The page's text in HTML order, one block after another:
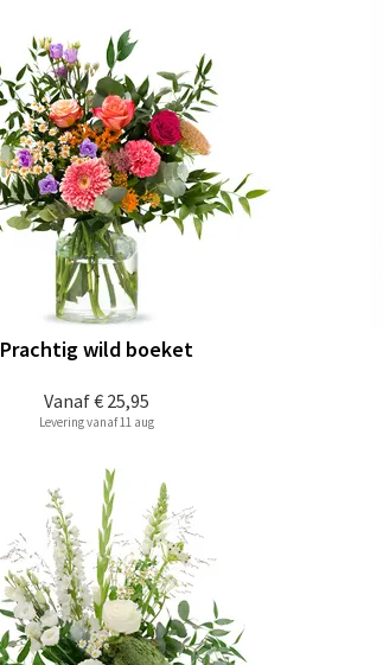
Vanaf€ 25,95
Prachtig wild boeket
Levering vanaf 11 aug